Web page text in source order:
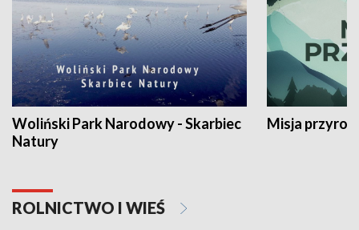
Woliński Park Narodowy - Skarbiec
Natury
Misja
ROLNICTWO I WIEŚ